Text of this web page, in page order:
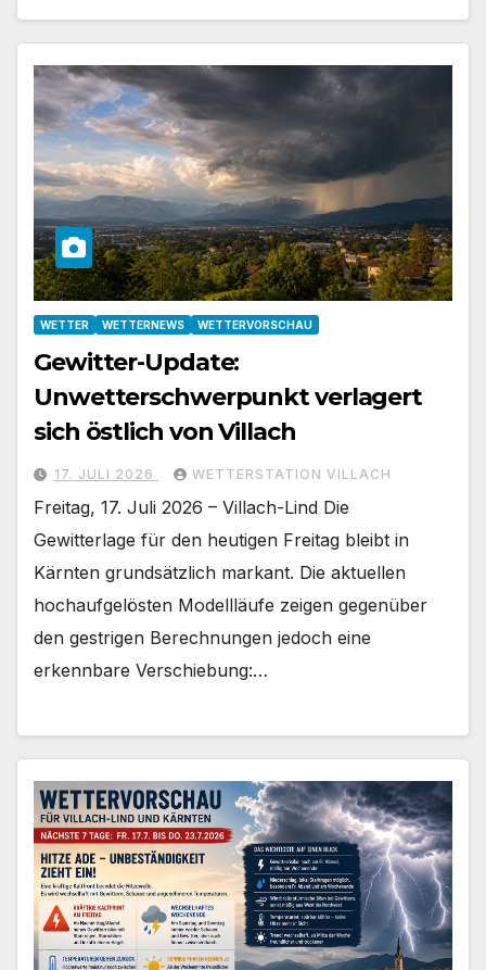
WETTER WETTERNEWS WETTERVORSCHAU
Gewitter-Update:
Unwetterschwerpunkt verlagert
sich östlich von Villach
17. JULI 2026 WETTERSTATION VILLACH
Freitag, 17. Juli 2026 – Villach-Lind Die
Gewitterlage für den heutigen Freitag bleibt in
Kärnten grundsätzlich markant. Die aktuellen
hochaufgelösten Modellläufe zeigen gegenüber
den gestrigen Berechnungen jedoch eine
erkennbare Verschiebung:…